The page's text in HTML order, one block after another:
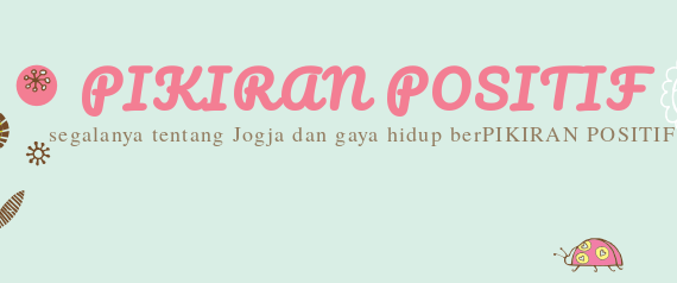
PIKIRAN POSITIF
segalanya tentang Jogja dan gaya hidup berPIKIRAN POSITIF